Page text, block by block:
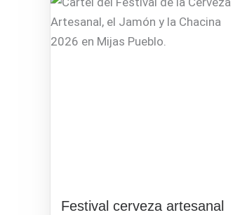
Festival cerveza artesanal